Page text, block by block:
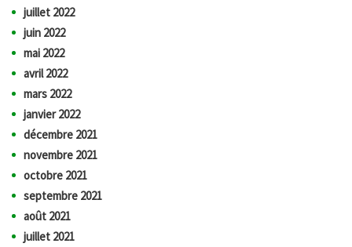
juillet 2022
juin 2022
mai 2022
avril 2022
mars 2022
janvier 2022
décembre 2021
novembre 2021
octobre 2021
septembre 2021
août 2021
juillet 2021